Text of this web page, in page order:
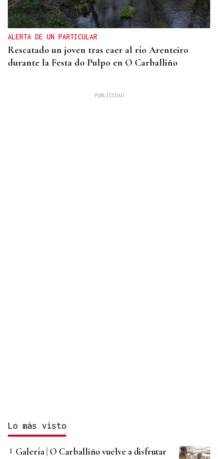
ALERTA DE UN PARTICULAR
Rescatado un joven tras caer al río Arenteiro
durante la Festa do Pulpo en O Carballiño
Lo más visto
Galería | O Carballiño vuelve a disfrutar